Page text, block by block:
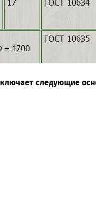
следующие